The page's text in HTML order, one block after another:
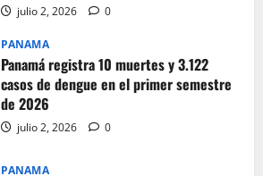
julio 2, 2026 0
PANAMA
Panamá registra 10 muertes y 3.122
casos de dengue en el primer semestre
de 2026
julio 2, 2026 0
PANAMA